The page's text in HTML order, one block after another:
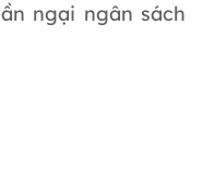
ngại ngân sách